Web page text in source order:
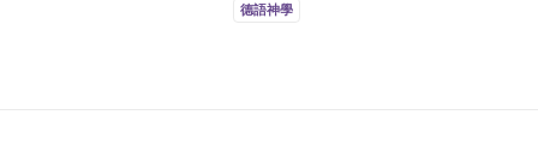
德語神學